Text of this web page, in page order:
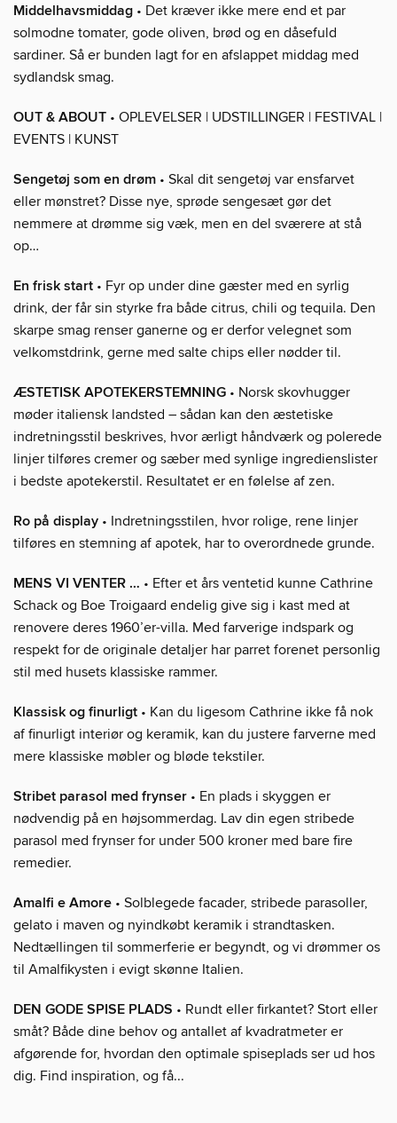
Middelhavsmiddag • Det kræver ikke mere end et par
solmodne tomater, gode oliven, brød og en dåsefuld
sardiner. Så er bunden lagt for en afslappet middag med
sydlandsk smag.
OUT & ABOUT • OPLEVELSER | UDSTILLINGER | FESTIVAL |
EVENTS | KUNST
Sengetøj som en drøm • Skal dit sengetøj var ensfarvet
eller mønstret? Disse nye, sprøde sengesæt gør det
nemmere at drømme sig væk, men en del sværere at stå
op…
En frisk start • Fyr op under dine gæster med en syrlig
drink, der får sin styrke fra både citrus, chili og tequila. Den
skarpe smag renser ganerne og er derfor velegnet som
velkomstdrink, gerne med salte chips eller nødder til.
ÆSTETISK APOTEKERSTEMNING • Norsk skovhugger
møder italiensk landsted – sådan kan den æstetiske
indretningsstil beskrives, hvor ærligt håndværk og polerede
linjer tilføres cremer og sæber med synlige ingredienslister
i bedste apotekerstil. Resultatet er en følelse af zen.
Ro på display • Indretningsstilen, hvor rolige, rene linjer
tilføres en stemning af apotek, har to overordnede grunde.
MENS VI VENTER … • Efter et års ventetid kunne Cathrine
Schack og Boe Troigaard endelig give sig i kast med at
renovere deres 1960’er-villa. Med farverige indspark og
respekt for de originale detaljer har parret forenet personlig
stil med husets klassiske rammer.
Klassisk og finurligt • Kan du ligesom Cathrine ikke få nok
af finurligt interiør og keramik, kan du justere farverne med
mere klassiske møbler og bløde tekstiler.
Stribet parasol med frynser • En plads i skyggen er
nødvendig på en højsommerdag. Lav din egen stribede
parasol med frynser for under 500 kroner med bare fire
remedier.
Amalfi e Amore • Solblegede facader, stribede parasoller,
gelato i maven og nyindkøbt keramik i strandtasken.
Nedtællingen til sommerferie er begyndt, og vi drømmer os
til Amalfikysten i evigt skønne Italien.
DEN GODE SPISE PLADS • Rundt eller firkantet? Stort eller
småt? Både dine behov og antallet af kvadratmeter er
afgørende for, hvordan den optimale spiseplads ser ud hos
dig. Find inspiration, og få...